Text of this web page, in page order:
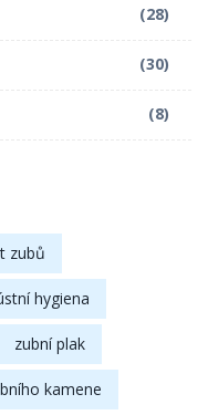
(28)
(30)
(8)
zubů
hygiena
zubní plak
kamene